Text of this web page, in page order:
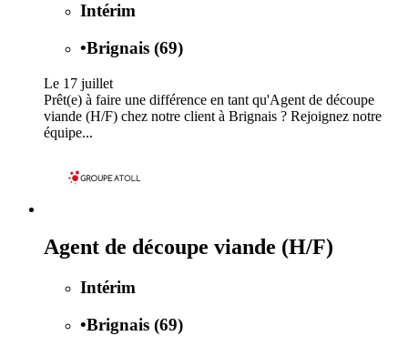
Intérim
•Brignais (69)
Le 17 juillet
Prêt(e) à faire une différence en tant qu'Agent de découpe
viande (H/F) chez notre client à Brignais ? Rejoignez notre
équipe...
Agent de découpe viande (H/F)
Intérim
•Brignais (69)